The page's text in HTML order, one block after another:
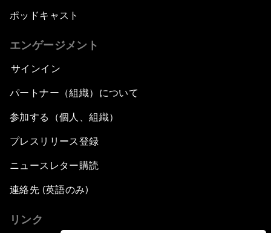
ポッドキャスト
エンゲージメント
サインイン
パートナー（組織）について
参加する（個人、組織）
プレスリリース登録
ニュースレター購読
連絡先 (英語のみ)
リンク